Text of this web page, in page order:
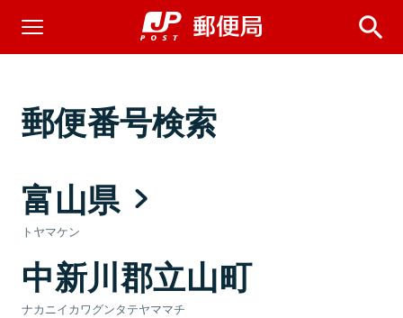
郵便番号検索
富山県
トヤマケン
中新川郡立山町
ナカニイカワグンタテヤママチ